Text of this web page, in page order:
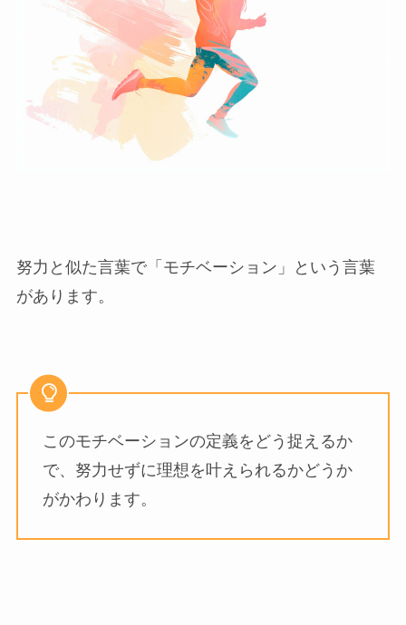
努力と似た言葉で「モチベーション」という言葉
があります。
このモチベーションの定義をどう捉えるか
で、努力せずに理想を叶えられるかどうか
がかわります。